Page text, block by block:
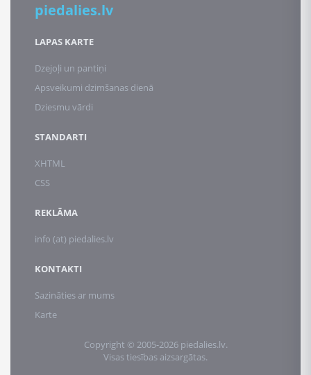
piedalies.lv
LAPAS KARTE
Dzejoļi un pantiņi
Apsveikumi dzimšanas dienā
Dziesmu vārdi
STANDARTI
XHTML
CSS
REKLĀMA
info (at) piedalies.lv
KONTAKTI
Sazināties ar mums
Karte
Copyright © 2005-2026 piedalies.lv.
Visas tiesības aizsargātas.